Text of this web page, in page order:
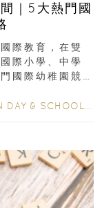
｜5大熱門國
際教育，在雙
際小學、中學
國際幼稚園競
& SCHOOL EVENTS